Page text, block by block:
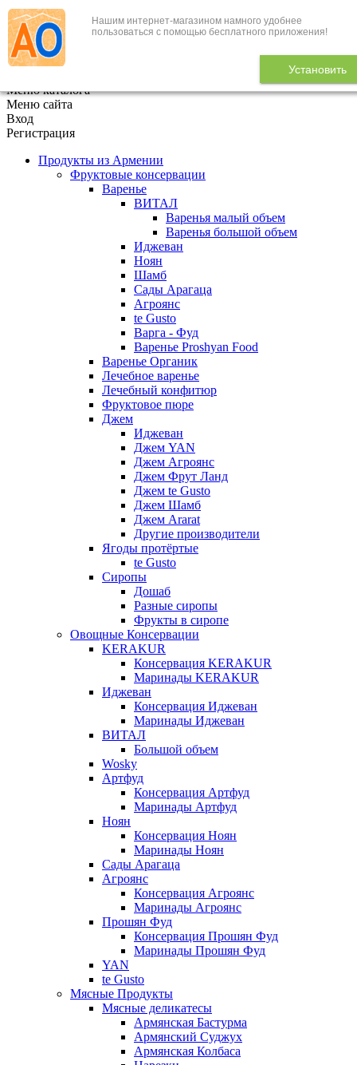
Нашим интернет-магазином намного удобнее
пользоваться с помощью бесплатного приложения!
Установить
+7 (495) 646-888-1
В корзине 0
Меню каталога
Меню сайта
Вход
Регистрация
Продукты из Армении
Фруктовые консервации
Варенье
ВИТАЛ
Варенья малый объем
Варенья большой объем
Иджеван
Ноян
Шамб
Сады Арагаца
Агроянс
te Gusto
Варга - Фуд
Варенье Proshyan Food
Варенье Органик
Лечебное варенье
Лечебный конфитюр
Фруктовое пюре
Джем
Иджеван
Джем YAN
Джем Агроянс
Джем Фрут Ланд
Джем te Gusto
Джем Шамб
Джем Ararat
Другие производители
Ягоды протёртые
te Gusto
Сиропы
Дошаб
Разные сиропы
Фрукты в сиропе
Овощные Консервации
KERAKUR
Консервация KERAKUR
Маринады KERAKUR
Иджеван
Консервация Иджеван
Маринады Иджеван
ВИТАЛ
Большой объем
Wosky
Артфуд
Консервация Артфуд
Маринады Артфуд
Ноян
Консервация Ноян
Маринады Ноян
Сады Арагаца
Агроянс
Консервация Агроянс
Маринады Агроянс
Прошян Фуд
Консервация Прошян Фуд
Маринады Прошян Фуд
YAN
te Gusto
Мясные Продукты
Мясные деликатесы
Армянская Бастурма
Армянский Суджух
Армянская Колбаса